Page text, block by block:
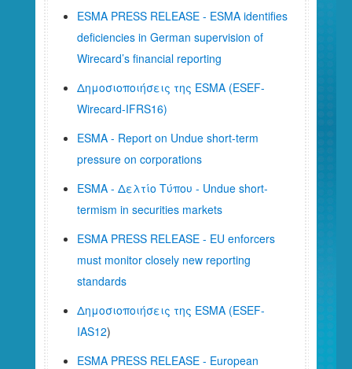
ESMA PRESS RELEASE - ESMA identifies
deficiencies in German supervision of
Wirecard’s financial reporting
Δημοσιοποιήσεις της ESMA (ESEF-
Wirecard-IFRS16)
ESMA - Report on Undue short-term
pressure on corporations
ESMA - Δελτίο Τύπου - Undue short-
termism in securities markets
ESMA PRESS RELEASE - EU enforcers
must monitor closely new reporting
standards
Δημοσιοποιήσεις της ESMA (ESEF-
IAS12)
ESMA PRESS RELEASE - European